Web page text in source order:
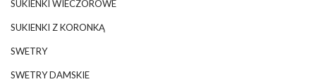
SUKIENKI WIECZOROWE
SUKIENKI Z KORONKĄ
SWETRY
SWETRY DAMSKIE